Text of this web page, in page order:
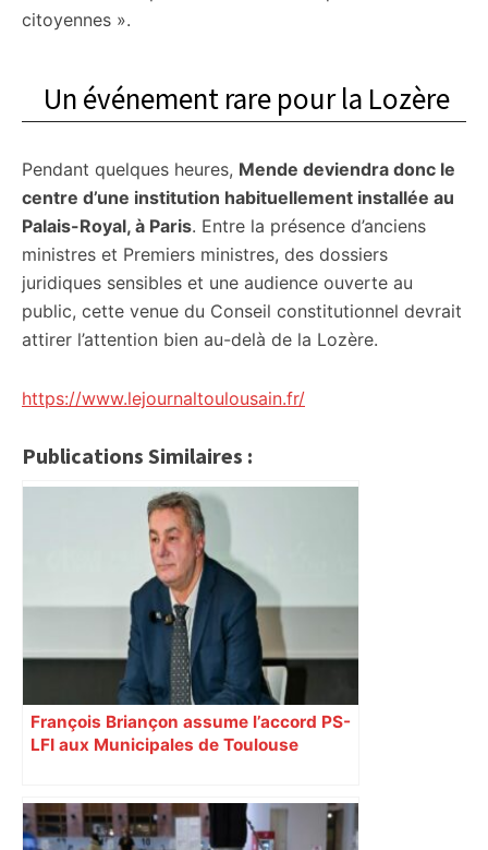
citoyennes ».
Un événement rare pour la Lozère
Pendant quelques heures, Mende deviendra donc le
centre d’une institution habituellement installée au
Palais-Royal, à Paris. Entre la présence d’anciens
ministres et Premiers ministres, des dossiers
juridiques sensibles et une audience ouverte au
public, cette venue du Conseil constitutionnel devrait
attirer l’attention bien au-delà de la Lozère.
https://www.lejournaltoulousain.fr/
Publications Similaires :
François Briançon assume l’accord PS-
LFI aux Municipales de Toulouse